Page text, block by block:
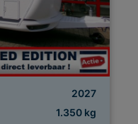
2027
1.350 kg